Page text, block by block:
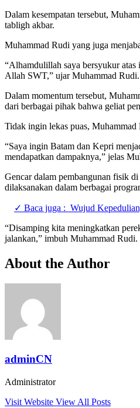
Dalam kesempatan tersebut,
tabligh akbar.
Muhammad Rudi yang juga
“Alhamdulillah saya bersyukur
Allah SWT,” ujar Muhammad Rudi.
Dalam momentum tersebut,
dari berbagai pihak bahwa geliat
Tidak ingin lekas puas,
“Saya ingin Batam dan Kepri
mendapatkan dampaknya,” jelas
Gencar dalam pembangunan fisik
dilaksanakan dalam berbagai
✓ Baca juga : Wujud
“Disamping kita meningkatkan
jalankan,” imbuh Muhammad
About the Author
adminCN
Administrator
Visit Website View All Posts